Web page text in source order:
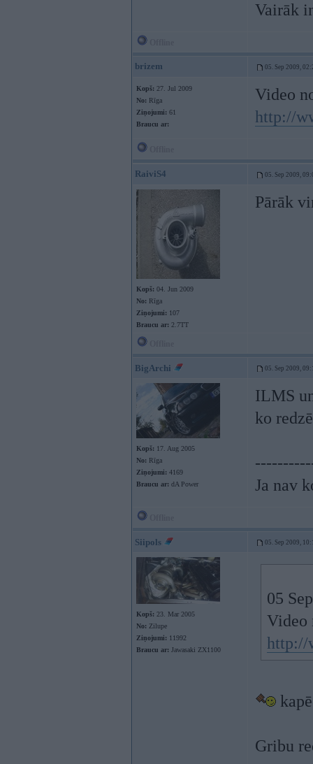
Vairāk
brizem 05. Sep 2009,
Kopš: 27. Jul 2009
No: Rīga
Ziņojumi: 61
Braucu ar:
Video
http://
RaiviS4 05. Sep 2009,
Kopš: 04. Jun 2009
No: Rīga
Ziņojumi: 107
Braucu ar: 2.7TT
Pārāk
BigArchi 05. Sep 2009,
Kopš: 17. Aug 2005
No: Rīga
Ziņojumi: 4169
Braucu ar: dA Power
ILMS
ko
Ja nav
Siipols 05. Sep 2009,
Kopš: 23. Mar 2005
No: Zilupe
Ziņojumi: 11992
Braucu ar: Jawasaki ZX1100
05
Video
http://
Gribu